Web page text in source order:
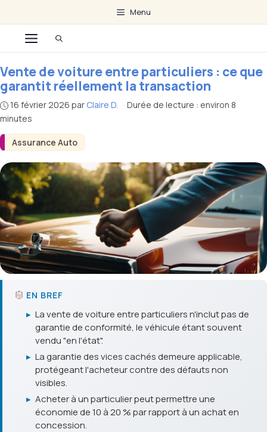
au
contenu
Menu
Menu
Assurance Auto
Vente de voiture entre particuliers : ce que
garantit réellement la transaction
16 février 2026 par Claire D. · Durée de lecture : environ 8
minutes
EN BREF
▸ La vente de voiture entre particuliers n'inclut pas de
garantie de conformité, le véhicule étant souvent
vendu "en l'état".
▸ La garantie des vices cachés demeure applicable,
protégeant l'acheteur contre des défauts non
visibles.
▸ Acheter à un particulier peut permettre une
économie de 10 à 20 % par rapport à un achat en
concession.